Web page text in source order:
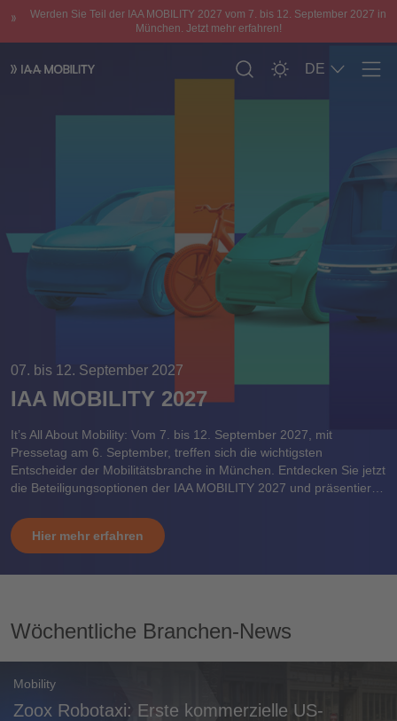
Werden Sie Teil der IAA MOBILITY 2027 vom 7. bis 12. September 2027 in
München. Jetzt mehr erfahren!
DE
07. bis 12. September 2027
IAA MOBILITY 2027
It’s All About Mobility: Vom 7. bis 12. September 2027, mit
Pressetag am 6. September, treffen sich die wichtigsten
Entscheider der Mobilitätsbranche in München. Entdecken Sie jetzt
die Beteiligungsoptionen der IAA MOBILITY 2027 und präsentieren
Hier mehr erfahren
Wöchentliche Branchen-News
Mobility
Zoox Robotaxi: Erste kommerzielle US-